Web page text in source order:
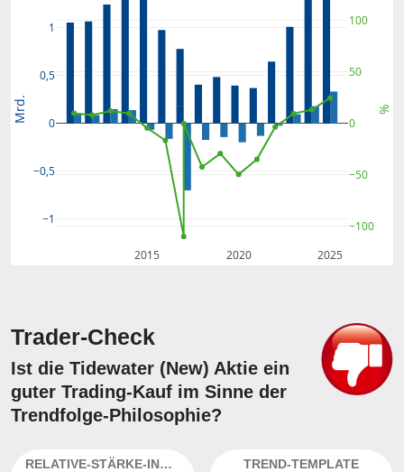
2015 2020 2025
−1
−0,5
0
0,5
1
−100
−50
0
50
100
Mrd. %
Trader-Check
Ist die Tidewater (New) Aktie ein
guter Trading-Kauf im Sinne der
Trendfolge-Philosophie?
RELATIVE-STÄRKE-INDEX TREND-TEMPLATE